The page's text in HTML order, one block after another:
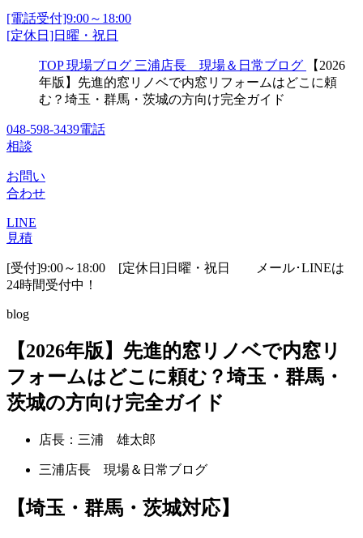
[電話受付]9:00～18:00
[定休日]日曜・祝日
TOP 現場ブログ 三浦店長 現場＆日常ブログ
【2026
年版】先進的窓リノベで内窓リフォームはどこに頼
む？埼玉・群馬・茨城の方向け完全ガイド
048-598-3439電話
相談
お問い
合わせ
LINE
見積
[受付]9:00～18:00 [定休日]日曜・祝日
メール･LINEは
24時間受付中！
blog
【2026年版】先進的窓リノベで内窓リ
フォームはどこに頼む？埼玉・群馬・
茨城の方向け完全ガイド
店長：三浦 雄太郎
三浦店長 現場＆日常ブログ
【埼玉・群馬・茨城対応】